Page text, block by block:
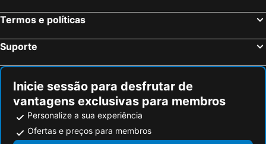
Termos e políticas
Suporte
Inicie sessão para desfrutar de
vantagens exclusivas para membros
Personalize a sua experiência
Ofertas e preços para membros